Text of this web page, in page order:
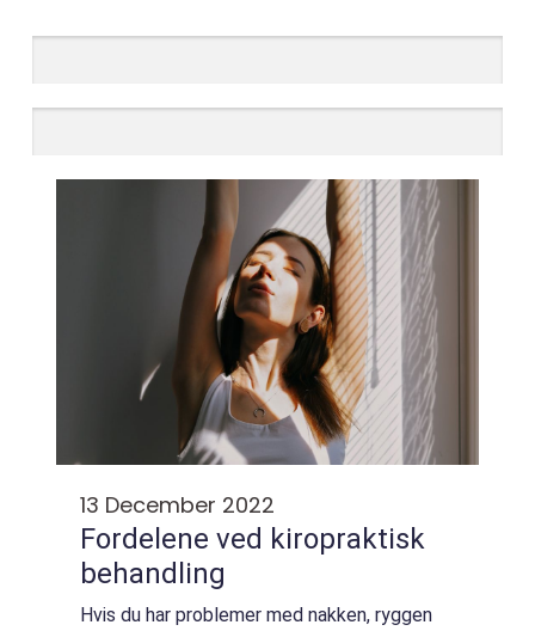
13 December 2022
Fordelene ved kiropraktisk
behandling
Hvis du har problemer med nakken, ryggen